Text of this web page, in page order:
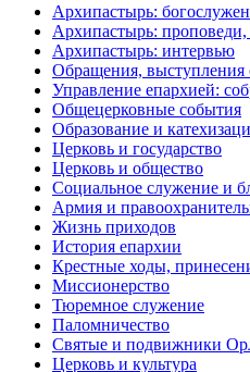
Архипастырь:
Архипастырь:
Архипастырь: интервью
Обращения,
Управление епархией:
Общецерковные события
Образование и
Церковь и государство
Церковь и общество
Социальное служение и
Армия и
Жизнь приходов
История епархии
Крестные ходы,
Миссионерство
Тюремное служение
Паломничество
Святые и подвижники
Церковь и культура